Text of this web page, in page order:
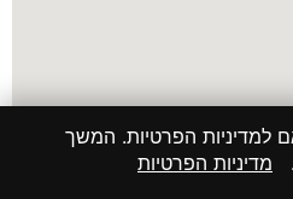
הפרטיות. המשך
מדיניות הפרטיות